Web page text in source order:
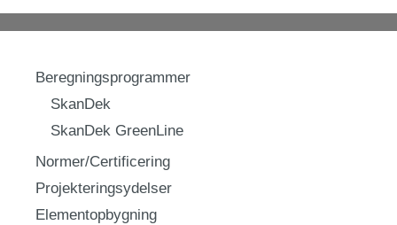
Beregningsprogrammer
SkanDek
SkanDek GreenLine
Normer/Certificering
Projekteringsydelser
Elementopbygning